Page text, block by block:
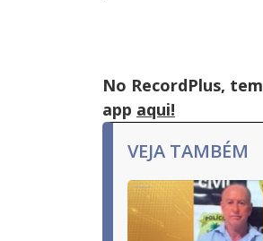
No RecordPlus,
app aqui!
VEJA TAMBÉM